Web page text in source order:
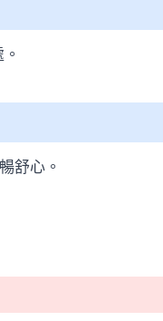
舒心。